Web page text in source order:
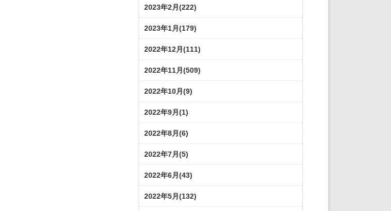
2023年2月(222)
2023年1月(179)
2022年12月(111)
2022年11月(509)
2022年10月(9)
2022年9月(1)
2022年8月(6)
2022年7月(5)
2022年6月(43)
2022年5月(132)